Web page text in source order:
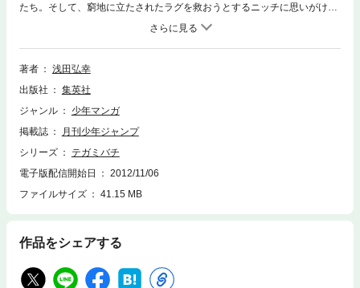
たち。そして、窮地に立たされたラグを救おうとするニッチに思いがけな
い変化が! さらに、あの男が現れて…。果たして、戦いの行方は!?
著者
浅田弘幸
出版社
集英社
ジャンル
少年マンガ
掲載誌
月刊少年ジャンプ
シリーズ
テガミバチ
電子版配信開始日
2012/11/06
ファイルサイズ
41.15 MB
作品をシェアする